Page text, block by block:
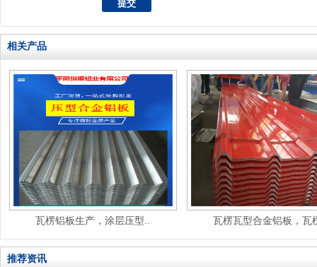
相关产品
瓦楞铝板生产，涂层压型.. 瓦楞瓦型合金铝板，瓦
推荐资讯